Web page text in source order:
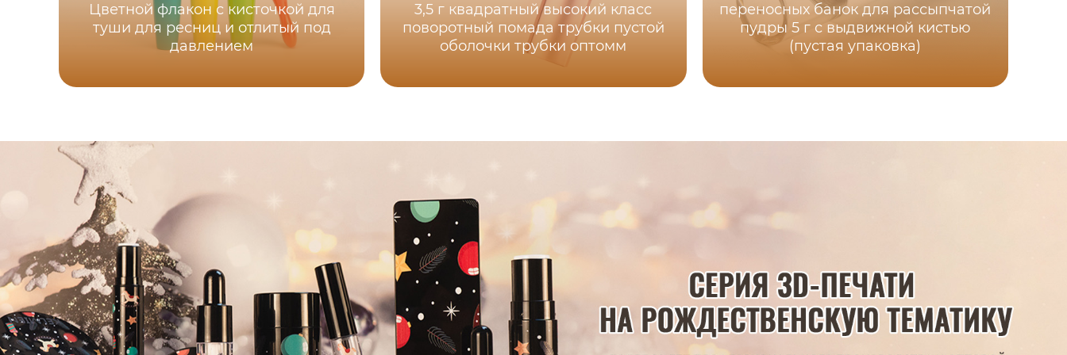
Цветной флакон с кисточкой для
туши для ресниц и отлитый под
давлением
3,5 г квадратный высокий класс
поворотный помада трубки пустой
оболочки трубки оптомм
переносных банок для рассыпчатой
пудры 5 г с выдвижной кистью
(пустая упаковка)